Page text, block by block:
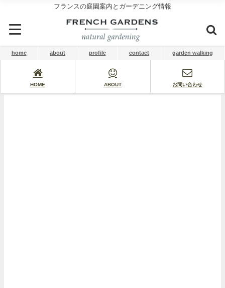
フランスの庭園案内とガーデニング情報
home about profile contact garden walking
HOME ABOUT お問い合わせ